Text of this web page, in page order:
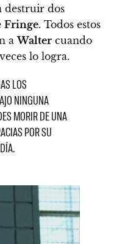
destruir dos
Fringe. Todos estos
aWalter cuando
lo logra.
LOS
NINGUNA
MORIR DE UNA
POR SU